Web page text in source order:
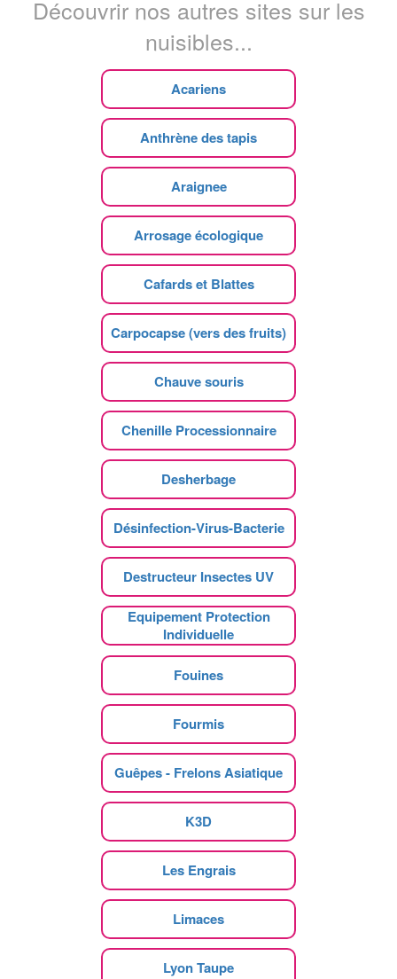
Découvrir nos autres sites sur les
nuisibles...
Acariens
Anthrène des tapis
Araignee
Arrosage écologique
Cafards et Blattes
Carpocapse (vers des fruits)
Chauve souris
Chenille Processionnaire
Desherbage
Désinfection-Virus-Bacterie
Destructeur Insectes UV
Equipement Protection
Individuelle
Fouines
Fourmis
Guêpes - Frelons Asiatique
K3D
Les Engrais
Limaces
Lyon Taupe